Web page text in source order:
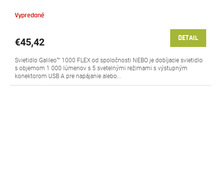
Vypredané
€45,42 DETAIL
Svietidlo Galileo™ 1000 FLEX od spoločnosti NEBO je dobíjacie svietidlo
s objemom 1 000 lúmenov s 5 svetelnými režimami s výstupným
konektorom USB A pre napájanie alebo...